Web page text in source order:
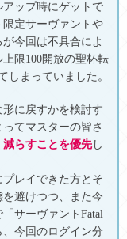
ップ時にゲットで
定サーヴァントや
今回は不具合によ
限100開放の聖杯転
しまっていました。
に戻すかを検討す
てマスターの皆さ
らすことを優先し
レイできた方とそ
避けつつ、また今
サーヴァントFatal
今回のログイン分